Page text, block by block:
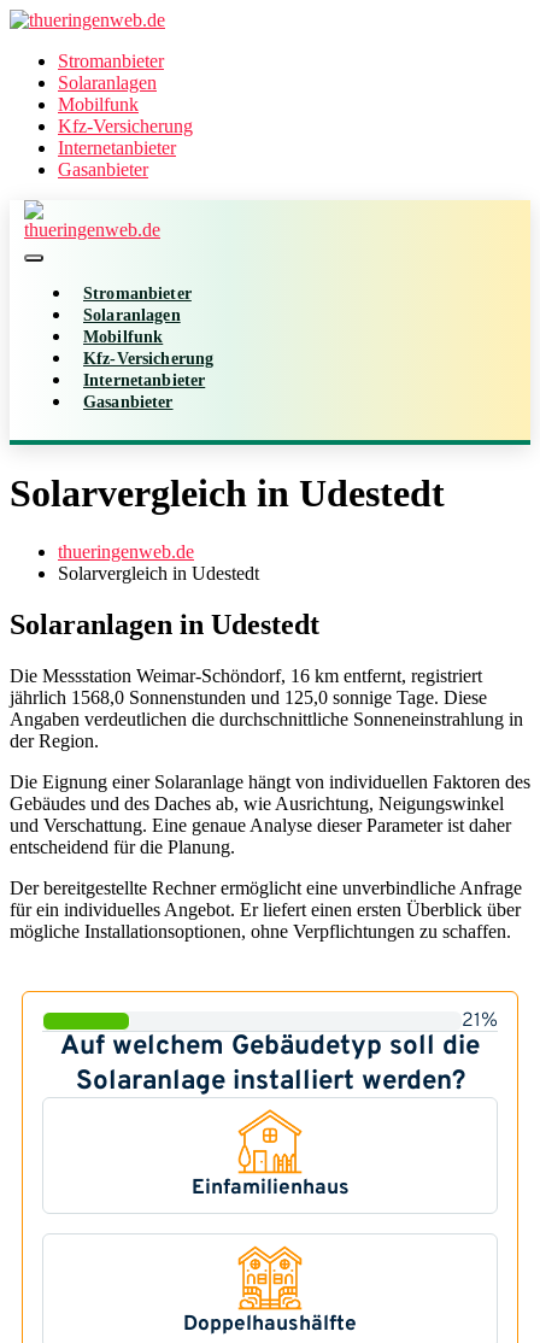
Stromanbieter
Solaranlagen
Mobilfunk
Kfz-Versicherung
Internetanbieter
Gasanbieter
Stromanbieter
Solaranlagen
Mobilfunk
Kfz-Versicherung
Internetanbieter
Gasanbieter
Solarvergleich in Udestedt
thueringenweb.de
Solarvergleich in Udestedt
Solaranlagen in Udestedt
Die Messstation Weimar-Schöndorf, 16 km entfernt, registriert
jährlich 1568,0 Sonnenstunden und 125,0 sonnige Tage. Diese
Angaben verdeutlichen die durchschnittliche Sonneneinstrahlung in
der Region.
Die Eignung einer Solaranlage hängt von individuellen Faktoren des
Gebäudes und des Daches ab, wie Ausrichtung, Neigungswinkel
und Verschattung. Eine genaue Analyse dieser Parameter ist daher
entscheidend für die Planung.
Der bereitgestellte Rechner ermöglicht eine unverbindliche Anfrage
für ein individuelles Angebot. Er liefert einen ersten Überblick über
mögliche Installationsoptionen, ohne Verpflichtungen zu schaffen.